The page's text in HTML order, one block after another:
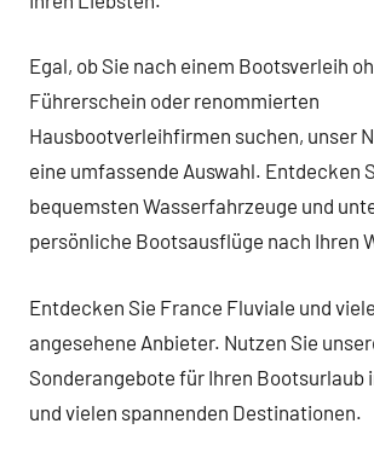
Egal, ob Sie nach einem Bootsverleih
Führerschein oder renommierten
Hausbootverleihfirmen suchen, unser
eine umfassende Auswahl. Entdecken
bequemsten Wasserfahrzeuge und
persönliche Bootsausflüge nach Ihren
Entdecken Sie France Fluviale und
angesehene Anbieter. Nutzen Sie
Sonderangebote für Ihren Bootsurlaub
und vielen spannenden Destinationen.